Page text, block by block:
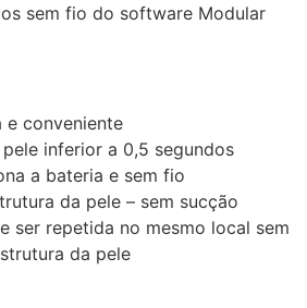
sem fio do software Modular
e conveniente
inferior a 0,5 segundos
a bateria e sem fio
da pele – sem sucção
ser repetida no mesmo local sem
da pele